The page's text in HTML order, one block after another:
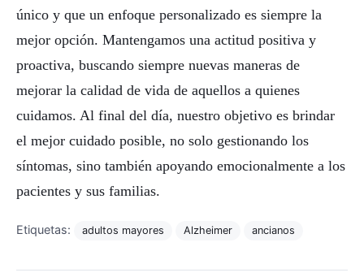
único y que un enfoque personalizado es siempre la
mejor opción. Mantengamos una actitud positiva y
proactiva, buscando siempre nuevas maneras de
mejorar la calidad de vida de aquellos a quienes
cuidamos. Al final del día, nuestro objetivo es brindar
el mejor cuidado posible, no solo gestionando los
síntomas, sino también apoyando emocionalmente a los
pacientes y sus familias.
Etiquetas: adultos mayores Alzheimer ancianos